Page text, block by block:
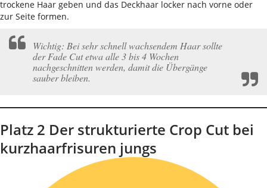
trockene Haar geben und das Deckhaar locker nach vorne oder
zur Seite formen.
Wichtig: Bei sehr schnell wachsendem Haar sollte
der Fade Cut etwa alle 3 bis 4 Wochen
nachgeschnitten werden, damit die Übergänge
sauber bleiben.
Platz 2 Der strukturierte Crop Cut bei
kurzhaarfrisuren jungs